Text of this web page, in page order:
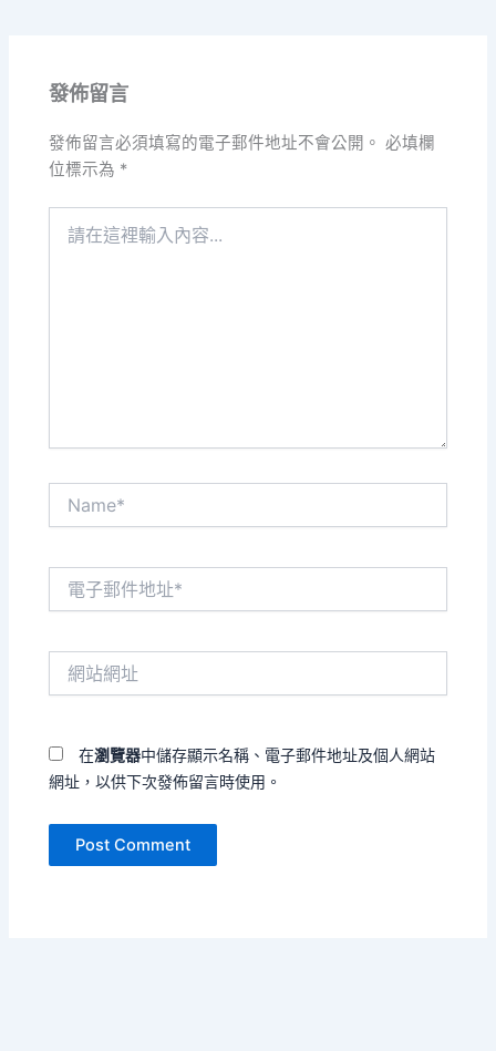
發佈留言
發佈留言必須填寫的電子郵件地址不會公開。 必填欄
位標示為 *
在瀏覽器中儲存顯示名稱、電子郵件地址及個人網站
網址，以供下次發佈留言時使用。